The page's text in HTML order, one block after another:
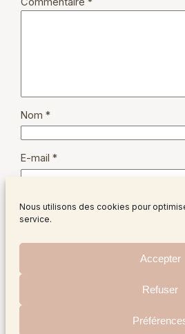
Nous utilisons des cookies pour
service.
Accepter
Refuser
Nom*
E-mail*
Site web